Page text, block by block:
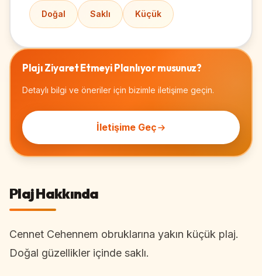
Plaj Hakkında
Cennet Cehennem obruklarına yakın küçük plaj.
Doğal güzellikler içinde saklı.
Doğal Saklı Küçük
Plajı Ziyaret Etmeyi Planlıyor musunuz?
Detaylı bilgi ve öneriler için bizimle iletişime geçin.
İletişime Geç